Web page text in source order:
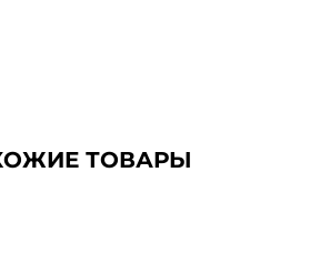
ТОВАРЫ